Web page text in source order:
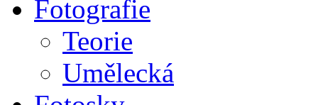
Fotografie
Teorie
Umělecká